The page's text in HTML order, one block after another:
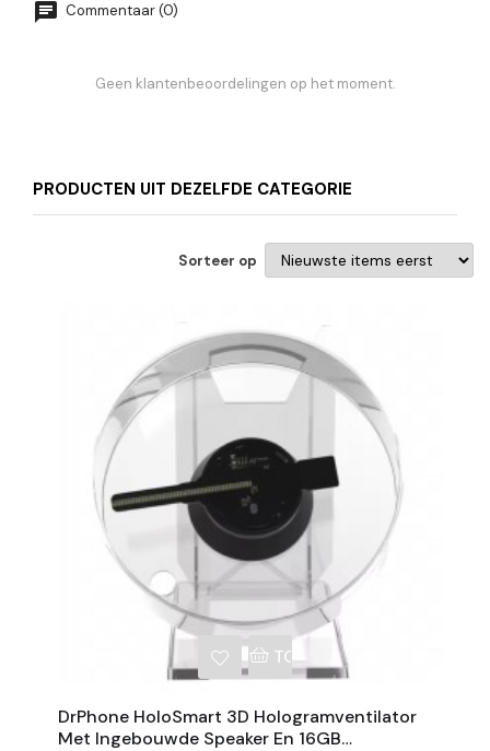
Commentaar (0)
Geen klantenbeoordelingen op het moment.
PRODUCTEN UIT DEZELFDE CATEGORIE
Sorteer op
TOEVOEGEN AAN
DrPhone HoloSmart 3D Hologramventilator
Met Ingebouwde Speaker En 16GB